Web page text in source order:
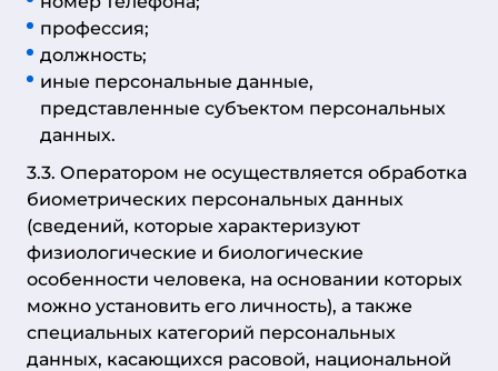
профессия;
должность;
иные персональные данные,
представленные субъектом персональных
данных.
3.3. Оператором не осуществляется обработка
биометрических персональных данных
(сведений, которые характеризуют
физиологические и биологические
особенности человека, на основании которых
можно установить его личность), а также
специальных категорий персональных
данных, касающихся расовой, национальной